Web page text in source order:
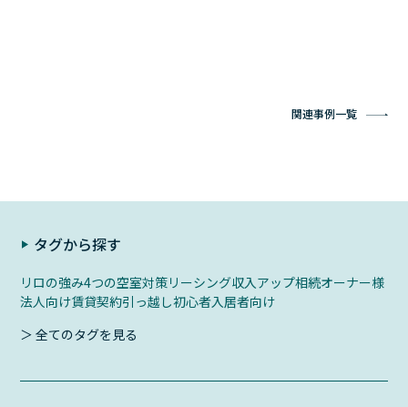
関連事例一覧
タグから探す
リロの強み4つの空室対策リーシング収入アップ相続オーナー様
法人向け賃貸契約引っ越し初心者入居者向け
＞ 全てのタグを見る